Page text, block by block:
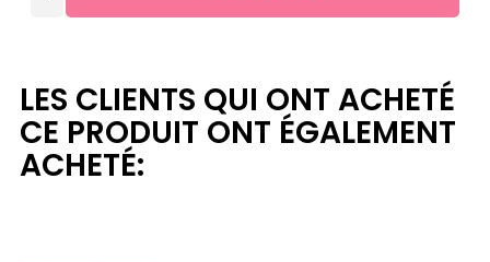
LES CLIENTS QUI ONT ACHETÉ
CE PRODUIT ONT ÉGALEMENT
ACHETÉ: